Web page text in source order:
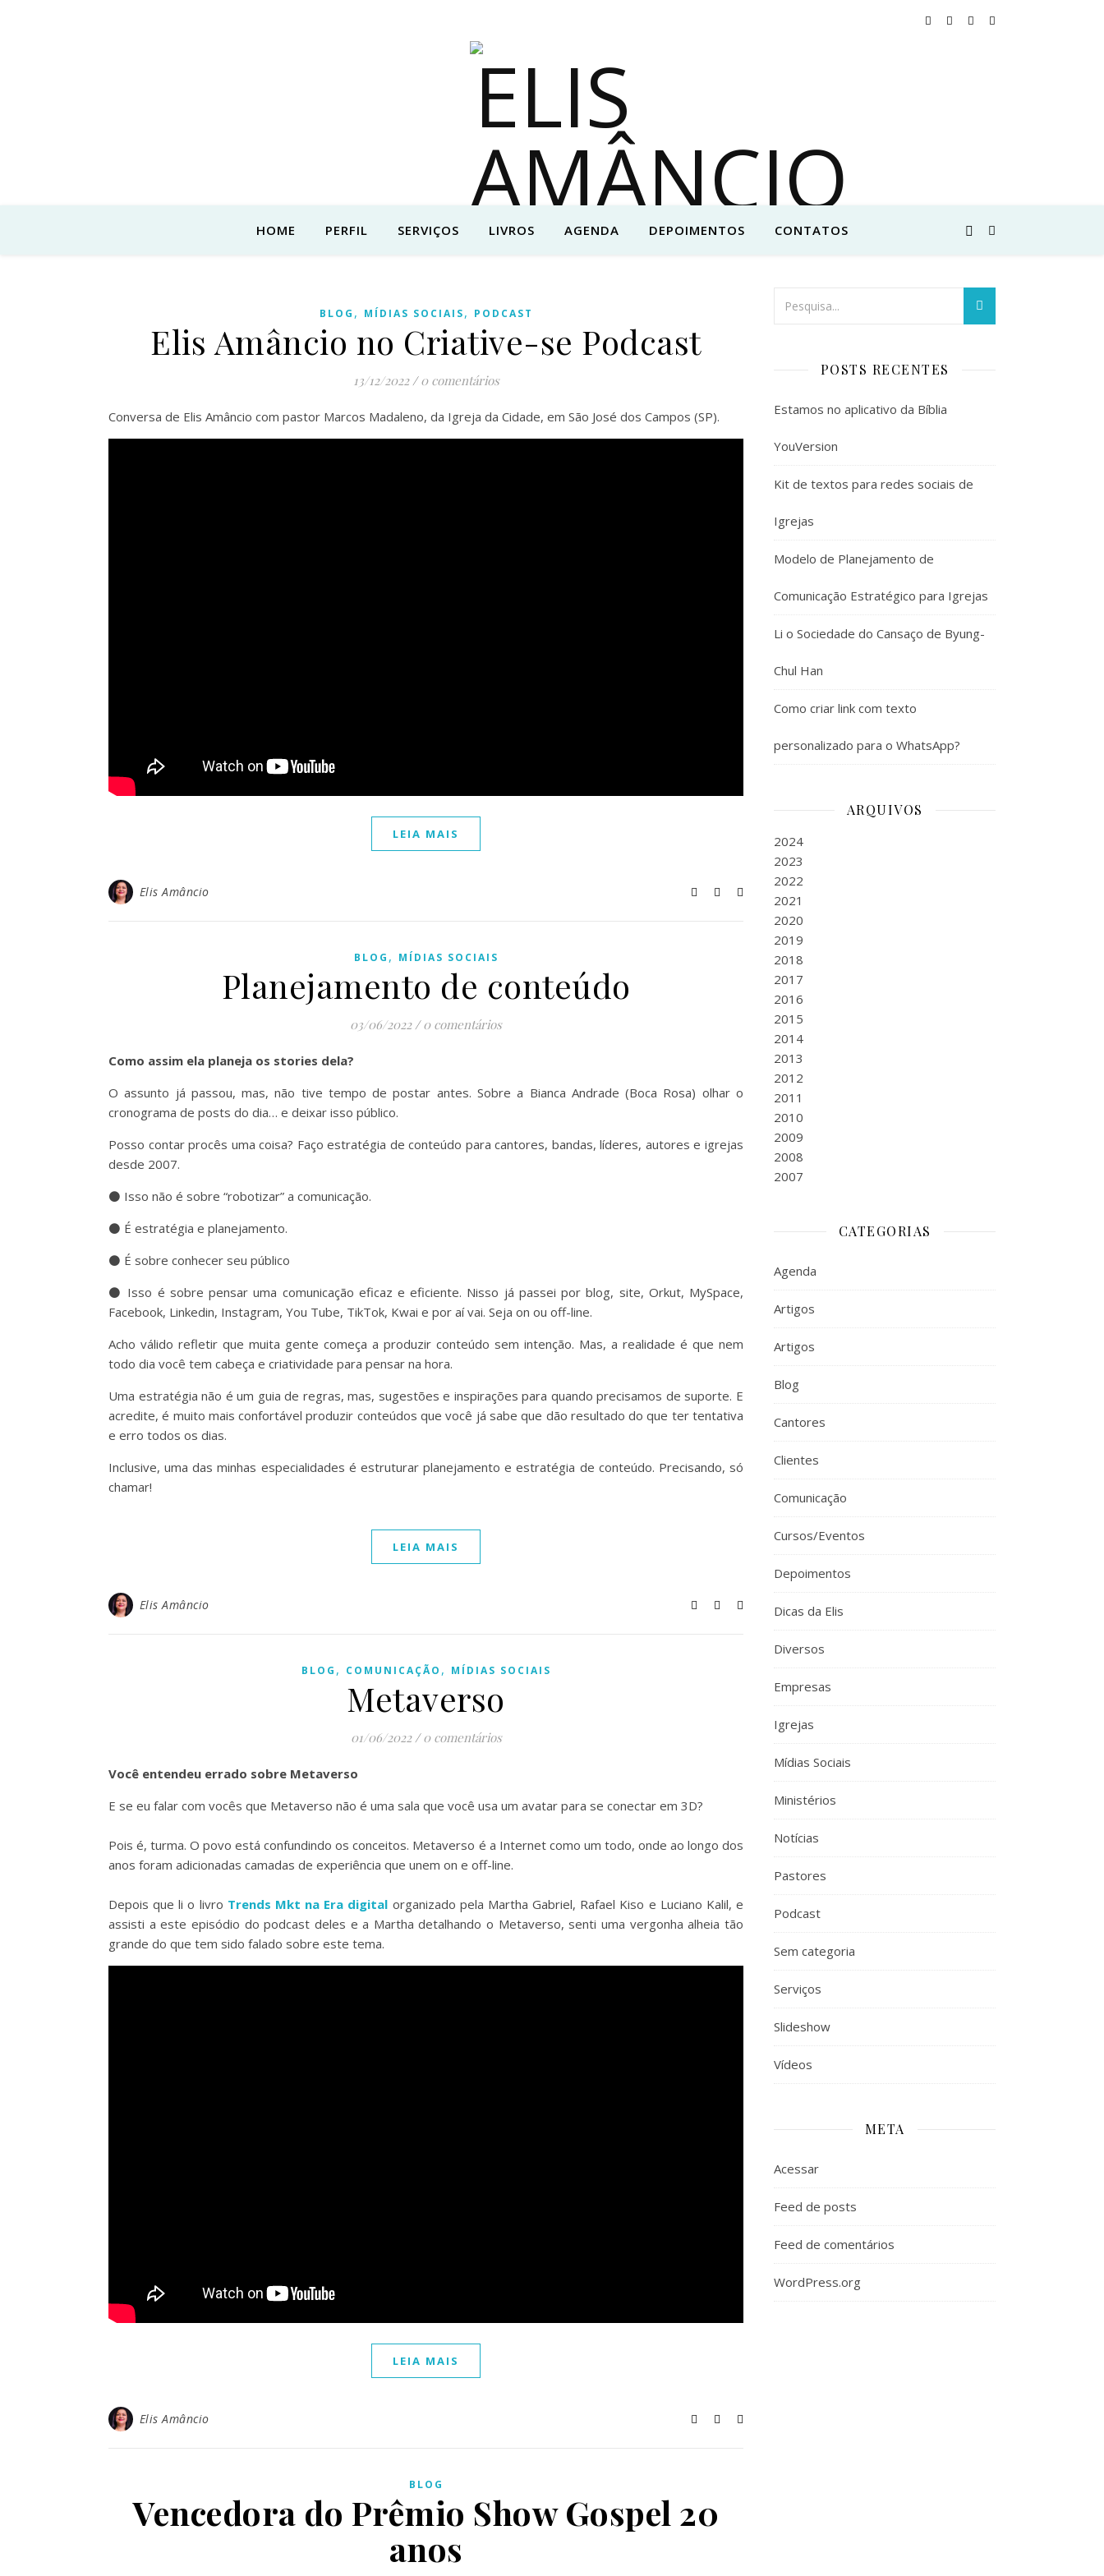
HOME PERFIL SERVIÇOS LIVROS AGENDA DEPOIMENTOS CONTATOS
BLOG , MÍDIAS SOCIAIS, PODCAST
Elis Amâncio no Criative-se Podcast
13/12/2022 / 0 comentários
Conversa de Elis Amâncio com pastor Marcos Madaleno, da Igreja da Cidade, em São José dos Campos (SP).
LEIA MAIS
Elis Amâncio
BLOG , MÍDIAS SOCIAIS
Planejamento de conteúdo
03/06/2022 / 0 comentários
Como assim ela planeja os stories dela?
O assunto já passou, mas, não tive tempo de postar antes. Sobre a Bianca Andrade (Boca Rosa) olhar o
cronograma de posts do dia… e deixar isso público.
Posso contar procês uma coisa? Faço estratégia de conteúdo para cantores, bandas, líderes, autores e igrejas
desde 2007.
⚫️ Isso não é sobre “robotizar” a comunicação.
⚫️ É estratégia e planejamento.
⚫️ É sobre conhecer seu público
⚫️ Isso é sobre pensar uma comunicação eficaz e eficiente. Nisso já passei por blog, site, Orkut, MySpace,
Facebook, Linkedin, Instagram, You Tube, TikTok, Kwai e por aí vai. Seja on ou off-line.
Acho válido refletir que muita gente começa a produzir conteúdo sem intenção. Mas, a realidade é que nem
todo dia você tem cabeça e criatividade para pensar na hora.
Uma estratégia não é um guia de regras, mas, sugestões e inspirações para quando precisamos de suporte. E
acredite, é muito mais confortável produzir conteúdos que você já sabe que dão resultado do que ter tentativa
e erro todos os dias.
Inclusive, uma das minhas especialidades é estruturar planejamento e estratégia de conteúdo. Precisando, só
chamar!
LEIA MAIS
Elis Amâncio
BLOG , COMUNICAÇÃO , MÍDIAS SOCIAIS
Metaverso
01/06/2022 / 0 comentários
Você entendeu errado sobre Metaverso
E se eu falar com vocês que Metaverso não é uma sala que você usa um avatar para se conectar em 3D?
Pois é, turma. O povo está confundindo os conceitos. Metaverso é a Internet como um todo, onde ao longo dos
anos foram adicionadas camadas de experiência que unem on e off-line.
Depois que li o livro Trends Mkt na Era digital organizado pela Martha Gabriel, Rafael Kiso e Luciano Kalil, e
assisti a este episódio do podcast deles e a Martha detalhando o Metaverso, senti uma vergonha alheia tão
grande do que tem sido falado sobre este tema.
LEIA MAIS
Elis Amâncio
BLOG
Vencedora do Prêmio Show Gospel 20
anos
POSTS RECENTES
Estamos no aplicativo da Bíblia
YouVersion
Kit de textos para redes sociais de
Igrejas
Modelo de Planejamento de
Comunicação Estratégico para Igrejas
Li o Sociedade do Cansaço de Byung-
Chul Han
Como criar link com texto
personalizado para o WhatsApp?
ARQUIVOS
2024
2023
2022
2021
2020
2019
2018
2017
2016
2015
2014
2013
2012
2011
2010
2009
2008
2007
CATEGORIAS
Agenda
Artigos
Artigos
Blog
Cantores
Clientes
Comunicação
Cursos/Eventos
Depoimentos
Dicas da Elis
Diversos
Empresas
Igrejas
Mídias Sociais
Ministérios
Notícias
Pastores
Podcast
Sem categoria
Serviços
Slideshow
Vídeos
META
Acessar
Feed de posts
Feed de comentários
WordPress.org